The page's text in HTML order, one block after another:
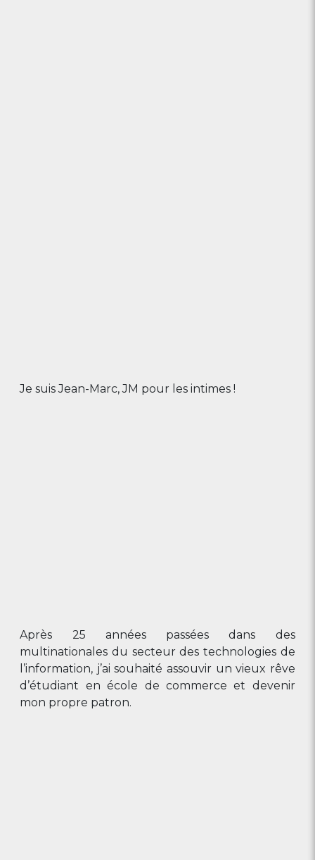
Je suis Jean-Marc, JM pour les intimes !
Après 25 années passées dans des
multinationales du secteur des technologies de
l’information, j’ai souhaité assouvir un vieux rêve
d’étudiant en école de commerce et devenir
mon propre patron.